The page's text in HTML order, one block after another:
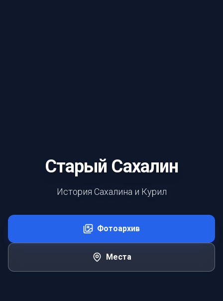
Старый Сахалин
История Сахалина и Курил
Фотоархив
Места